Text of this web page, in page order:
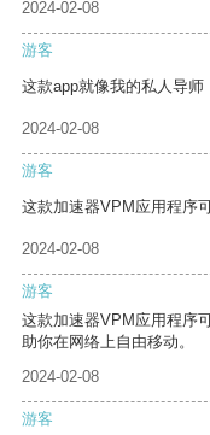
2024-02-08
游客
这款app就像我的私人导师
2024-02-08
游客
这款加速器VPM应用程序
2024-02-08
游客
这款加速器VPM应用程序
助你在网络上自由移动。
2024-02-08
游客